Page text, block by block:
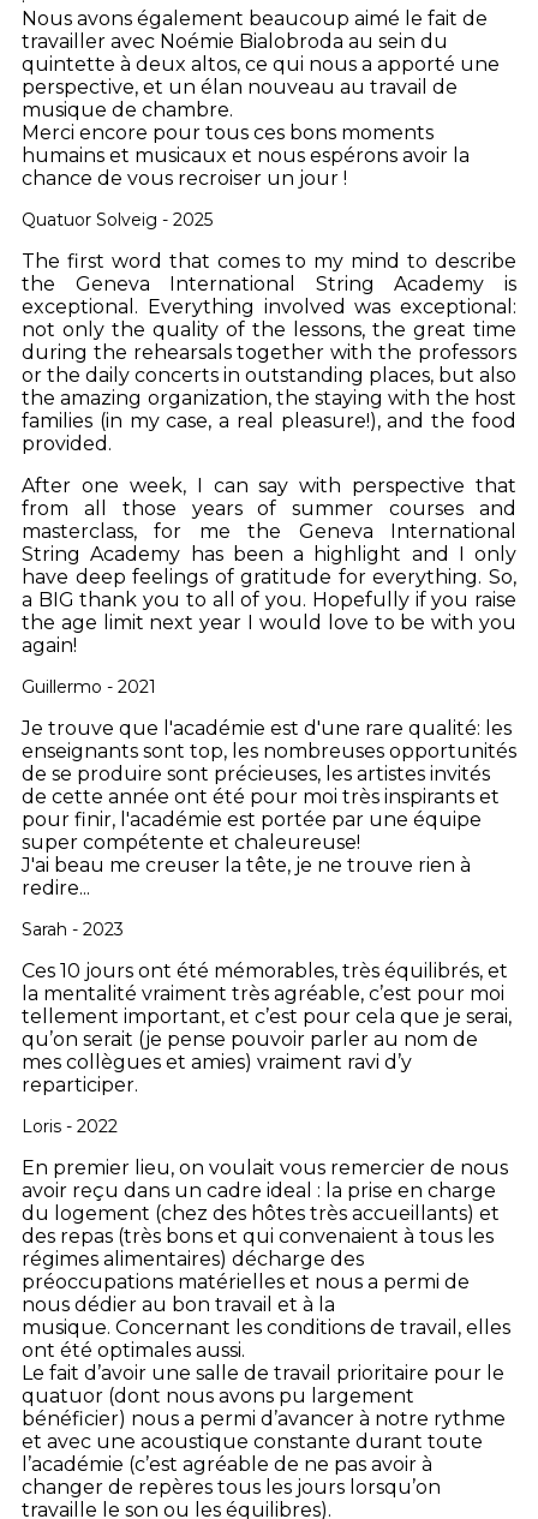
Nous avons également beaucoup aimé le fait de
travailler avec Noémie Bialobroda au sein du
quintette à deux altos, ce qui nous a apporté une
perspective, et un élan nouveau au travail de
musique de chambre.
Merci encore pour tous ces bons moments
humains et musicaux et nous espérons avoir la
chance de vous recroiser un jour !
Quatuor Solveig - 2025
The first word that comes to my mind to describe
the Geneva International String Academy is
exceptional. Everything involved was exceptional:
not only the quality of the lessons, the great time
during the rehearsals together with the professors
or the daily concerts in outstanding places, but also
the amazing organization, the staying with the host
families (in my case, a real pleasure!), and the food
provided.
After one week, I can say with perspective that
from all those years of summer courses and
masterclass, for me the Geneva International
String Academy has been a highlight and I only
have deep feelings of gratitude for everything. So,
a BIG thank you to all of you. Hopefully if you raise
the age limit next year I would love to be with you
again!
Guillermo - 2021
Je trouve que l'académie est d'une rare qualité: les
enseignants sont top, les nombreuses opportunités
de se produire sont précieuses, les artistes invités
de cette année ont été pour moi très inspirants et
pour finir, l'académie est portée par une équipe
super compétente et chaleureuse!
J'ai beau me creuser la tête, je ne trouve rien à
redire...
Sarah - 2023
Ces 10 jours ont été mémorables, très équilibrés, et
la mentalité vraiment très agréable, c’est pour moi
tellement important, et c’est pour cela que je serai,
qu’on serait (je pense pouvoir parler au nom de
mes collègues et amies) vraiment ravi d’y
reparticiper.
Loris - 2022
En premier lieu, on voulait vous remercier de nous
avoir reçu dans un cadre ideal : la prise en charge
du logement (chez des hôtes très accueillants) et
des repas (très bons et qui convenaient à tous les
régimes alimentaires) décharge des
préoccupations matérielles et nous a permi de
nous dédier au bon travail et à la
musique. Concernant les conditions de travail, elles
ont été optimales aussi.
Le fait d’avoir une salle de travail prioritaire pour le
quatuor (dont nous avons pu largement
bénéficier) nous a permi d’avancer à notre rythme
et avec une acoustique constante durant toute
l’académie (c’est agréable de ne pas avoir à
changer de repères tous les jours lorsqu’on
travaille le son ou les équilibres).